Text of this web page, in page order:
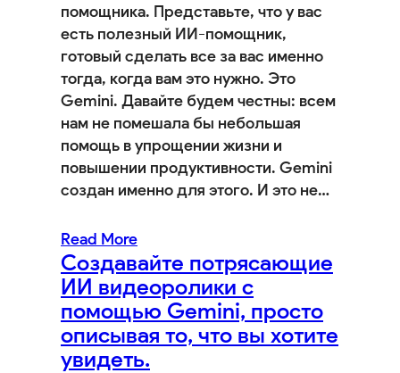
помощника. Представьте, что у вас
есть полезный ИИ-помощник,
готовый сделать все за вас именно
тогда, когда вам это нужно. Это
Gemini. Давайте будем честны: всем
нам не помешала бы небольшая
помощь в упрощении жизни и
повышении продуктивности. Gemini
создан именно для этого. И это не…
Read More
Создавайте потрясающие
ИИ видеоролики с
помощью Gemini, просто
описывая то, что вы хотите
увидеть.